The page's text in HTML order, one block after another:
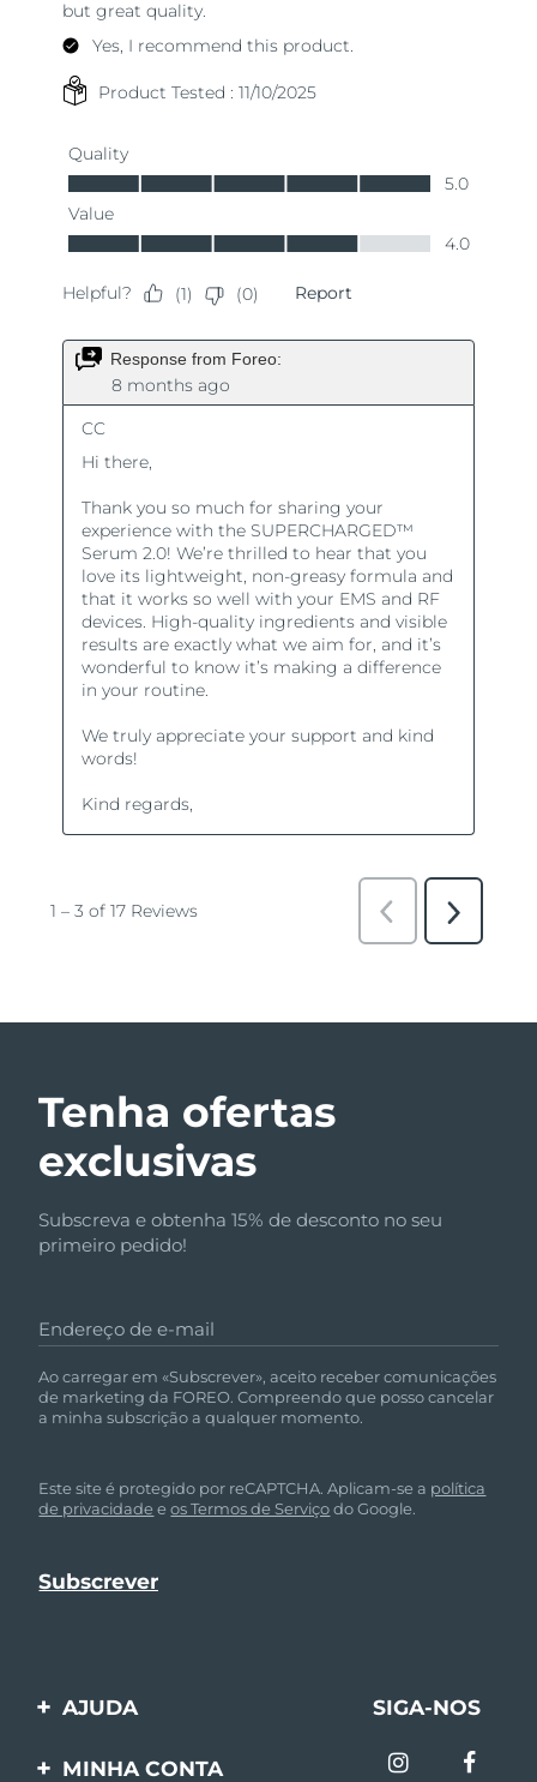
Tenha ofertas
exclusivas
Subscreva e obtenha 15% de desconto no seu
primeiro pedido!
Endereço de e-mail
Ao carregar em «Subscrever», aceito receber comunicações
de marketing da FOREO. Compreendo que posso cancelar
a minha subscrição a qualquer momento.
Este site é protegido por reCAPTCHA. Aplicam-se a política
de privacidade eos Termos de Serviçodo Google.
AJUDA
Entre em contato
SIGA-NOS
MINHA CONTA